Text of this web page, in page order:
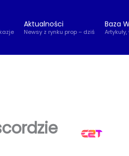
Aktualności
Newsy z rynku prop – dziś
Baza